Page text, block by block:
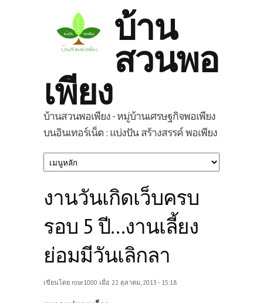
บ้าน
สวนพอ
เพียง
บ้านสวนพอเพียง - หมู่บ้านเศรษฐกิจพอเพียง
บนอินเทอร์เน็ต : แบ่งปัน สร้างสรรค์ พอเพียง
งานวันเกิดเว็บครบ
รอบ 5 ปี...งานเลี้ยง
ย่อมมีวันเลิกลา
เขียนโดย rose1000 เมื่อ 22 ตุลาคม, 2013 - 15:18